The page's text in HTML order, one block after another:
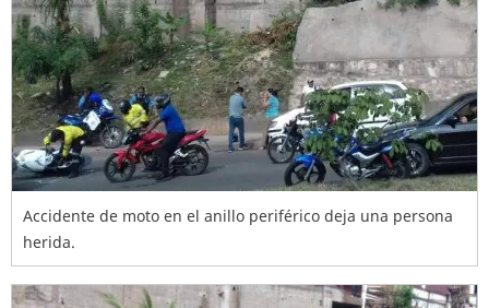
Accidente de moto en el anillo periférico deja una persona
herida.